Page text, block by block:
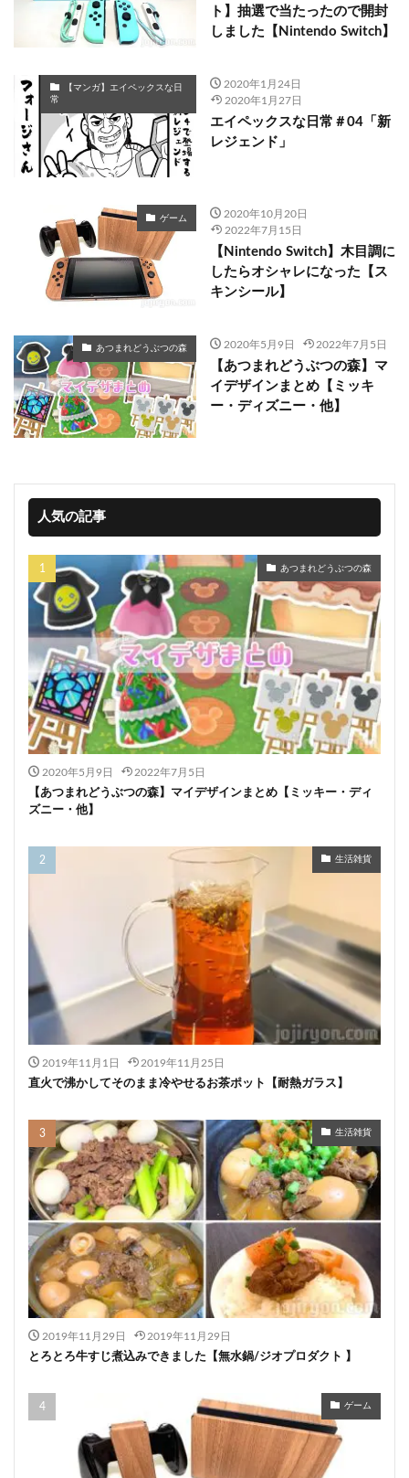
ト】抽選で当たったので開封
しました【Nintendo Switch】
【マンガ】エイペックスな日
常
2020年1月24日
2020年1月27日
エイペックスな日常＃04「新
レジェンド」
ゲーム
2020年10月20日
2022年7月15日
【Nintendo Switch】木目調に
したらオシャレになった【ス
キンシール】
あつまれどうぶつの森 2020年5月9日 2022年7月5日
【あつまれどうぶつの森】マ
イデザインまとめ【ミッキ
ー・ディズニー・他】
人気の記事
あつまれどうぶつの森
2020年5月9日 2022年7月5日
【あつまれどうぶつの森】マイデザインまとめ【ミッキー・ディ
ズニー・他】
生活雑貨
2019年11月1日 2019年11月25日
直火で沸かしてそのまま冷やせるお茶ポット【耐熱ガラス】
生活雑貨
2019年11月29日 2019年11月29日
とろとろ牛すじ煮込みできました【無水鍋/ジオプロダクト 】
ゲーム